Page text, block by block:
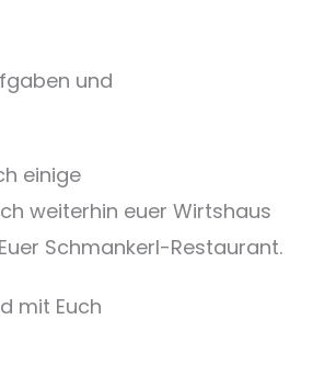
und
einige
weiterhin euer Wirtshaus
Schmankerl-Restaurant.
mit Euch